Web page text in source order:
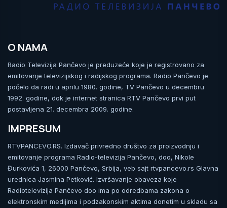
O NAMA
Radio Televizija Pančevo je preduzeće koje je registrovano za
emitovanje televizijskog i radijskog programa. Radio Pančevo je
počelo da radi u aprilu 1980. godine, TV Pančevo u decembru
1992. godine, dok je internet stranica RTV Pančevo prvi put
postavljena 21. decembra 2009. godine.
IMPRESUM
RTVPANCEVO.RS. Izdavač privredno društvo za proizvodnju i
emitovanje programa Radio-televizija Pančevo, doo, Nikole
Đurkovića 1, 26000 Pančevo, Srbija, veb sajt rtvpancevo.rs Glavna
urednica Jasmina Petković. Izvršavanje obaveza koje
Radiotelevizija Pančevo doo ima po odredbama zakona o
elektronskim medijima i podzakonskim aktima donetim u skladu sa